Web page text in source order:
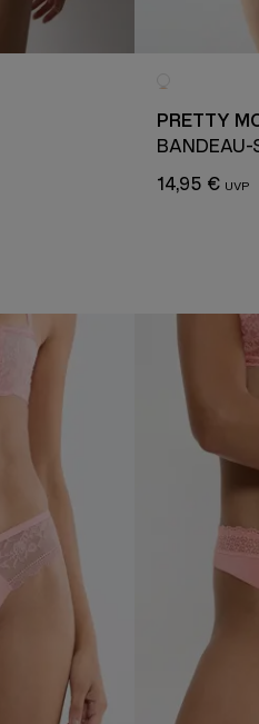
PRETTY
BANDEAU-
14,95 €